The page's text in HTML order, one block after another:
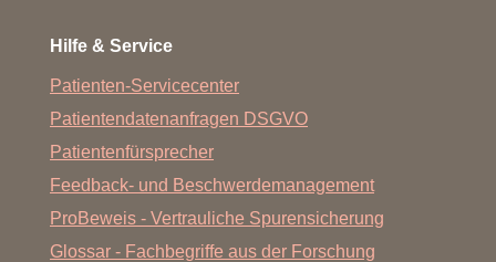
Hilfe & Service
Patienten-Servicecenter
Patientendatenanfragen DSGVO
Patientenfürsprecher
Feedback- und Beschwerdemanagement
ProBeweis - Vertrauliche Spurensicherung
Glossar - Fachbegriffe aus der Forschung